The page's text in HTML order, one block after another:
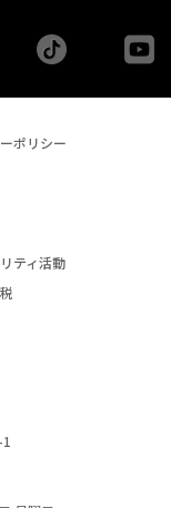
tiktok
ポリシー
ティ活動